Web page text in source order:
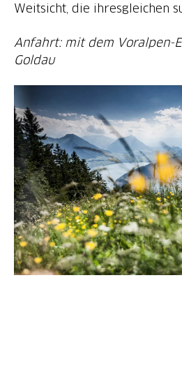
Weitsicht, die ihresgleichen
Anfahrt: mit dem Voralpen-
Goldau